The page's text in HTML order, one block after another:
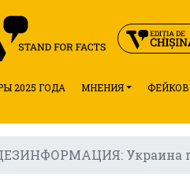
2025 ГОДА МНЕНИЯ
Украина